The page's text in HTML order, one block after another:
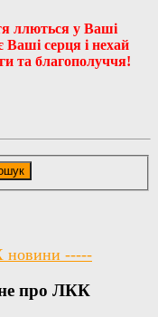
ллються у Ваші
Ваші серця і нехай
та благополуччя!
новини -----
про ЛКК